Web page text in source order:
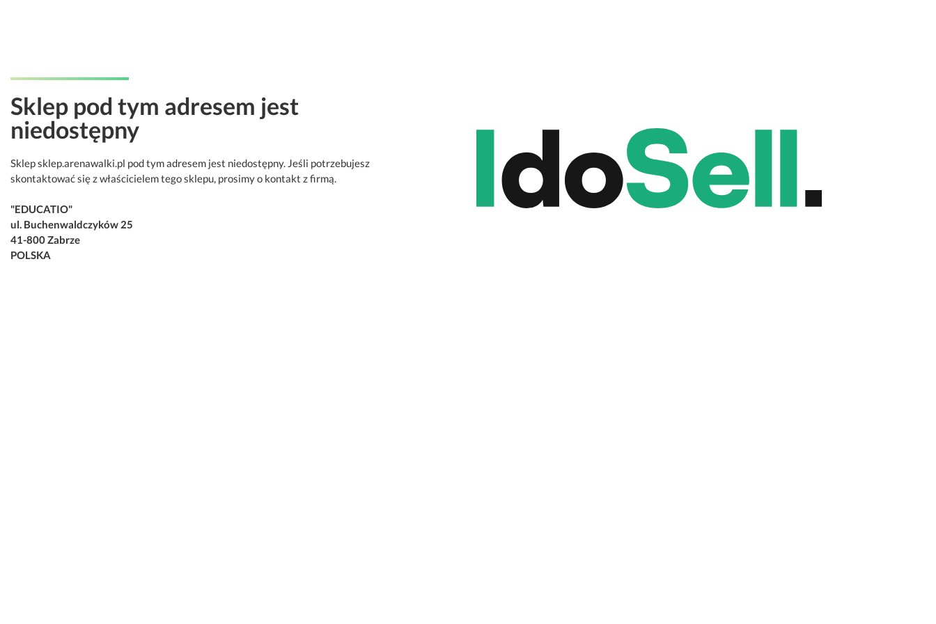
Sklep pod tym adresem jest
niedostępny
Sklep sklep.arenawalki.pl pod tym adresem jest niedostępny. Jeśli potrzebujesz
skontaktować się z właścicielem tego sklepu, prosimy o kontakt z firmą.
"EDUCATIO"
ul. Buchenwaldczyków 25
41-800 Zabrze
POLSKA